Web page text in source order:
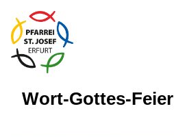
Wort-Gottes-Feier